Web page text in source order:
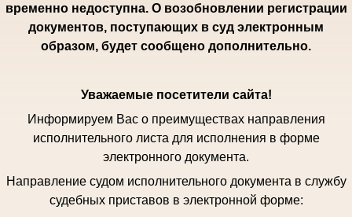
временно недоступна. О возобновлении регистрации
документов, поступающих в суд электронным
образом, будет сообщено дополнительно.
Уважаемые посетители сайта!
Информируем Вас о преимуществах направления
исполнительного листа для исполнения в форме
электронного документа.
Направление судом исполнительного документа в службу
судебных приставов в электронной форме: